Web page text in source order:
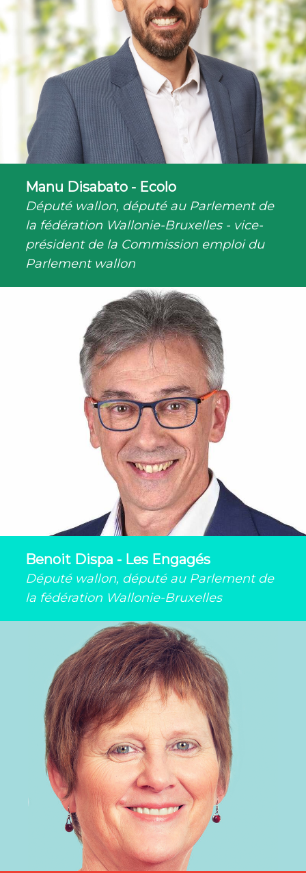
Manu Disabato - Ecolo
Député wallon, député au Parlement de
la fédération Wallonie-Bruxelles - vice-
président de la Commission emploi du
Parlement wallon
Benoit Dispa - Les Engagés
Député wallon, député au Parlement de
la fédération Wallonie-Bruxelles